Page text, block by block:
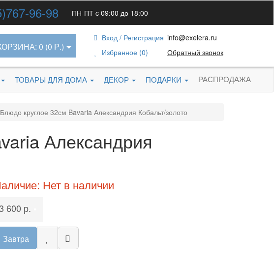
96-98 ПН-ПТ c 09:00 до 18:00
0 (0 Р.)
Вход / Регистрация
Избранное (0)
info@exelera.ru
Обратный звонок
ТОВАРЫ ДЛЯ ДОМА ДЕКОР ПОДАРКИ РАСПРОДАЖА
Блюдо круглое 32см Bavaria Александрия Кобальт/золото
Александрия
Нет в наличии
600 р.
Завтра